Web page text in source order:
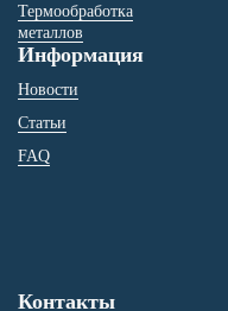
Термообработка
металлов
Информация
Новости
Статьи
FAQ
Контакты